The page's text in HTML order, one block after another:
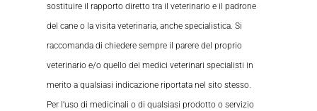
sostituire il rapporto diretto tra il veterinario e il padrone
del cane o la visita veterinaria, anche specialistica. Si
raccomanda di chiedere sempre il parere del proprio
veterinario e/o quello dei medici veterinari specialisti in
merito a qualsiasi indicazione riportata nel sito stesso.
Per l’uso di medicinali o di qualsiasi prodotto o servizio